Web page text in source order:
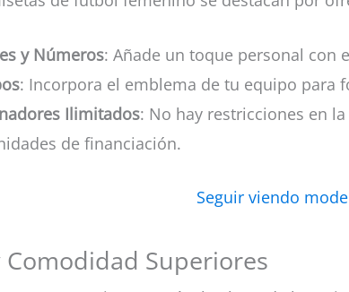
y Números: Añade un toque personal con
: Incorpora el emblema de tu equipo para
Ilimitados: No hay restricciones en
de financiación.
Seguir viendo
Comodidad Superiores